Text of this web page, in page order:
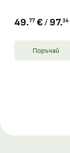
49.77 € / 97.34
Поръчай